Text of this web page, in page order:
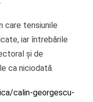
care tensiunile
iar întrebările
și de
ca niciodată.
calin-georgescu-